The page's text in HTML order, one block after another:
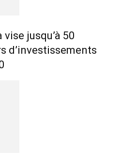
jusqu’à 50
d’investissements